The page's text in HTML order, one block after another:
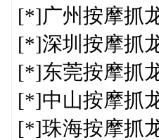
[*]广州按摩抓
[*]深圳按摩抓
[*]东莞按摩抓
[*]中山按摩抓
[*]珠海按摩抓